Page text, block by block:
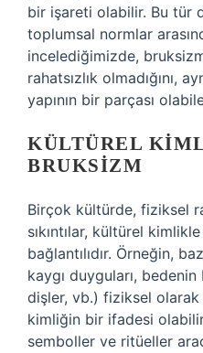
bir işareti olabilir. Bu tür
toplumsal normlar
incelediğimizde,
rahatsızlık olmadığını,
yapının bir parçası
KÜLTÜREL
BRUKSIZM
Birçok kültürde, fiziksel
sıkıntılar, kültürel
bağlantılıdır. Örneğin,
kaygı duyguları,
dişler, vb.) fiziksel olarak
kimliğin bir ifadesi
semboller ve ritüeller